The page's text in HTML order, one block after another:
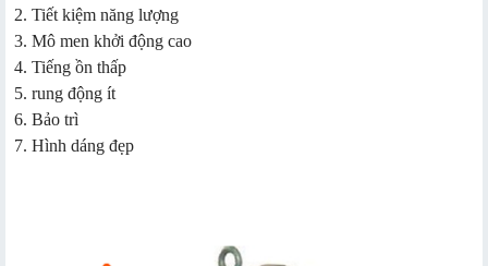
2. Tiết kiệm năng lượng
3. Mô men khởi động cao
4. Tiếng ồn thấp
5. rung động ít
6. Bảo trì
7. Hình dáng đẹp